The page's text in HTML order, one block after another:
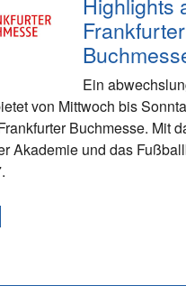
Frankfurter
Ein
von Mittwoch bis
Buchmesse. Mit
Akademie und das